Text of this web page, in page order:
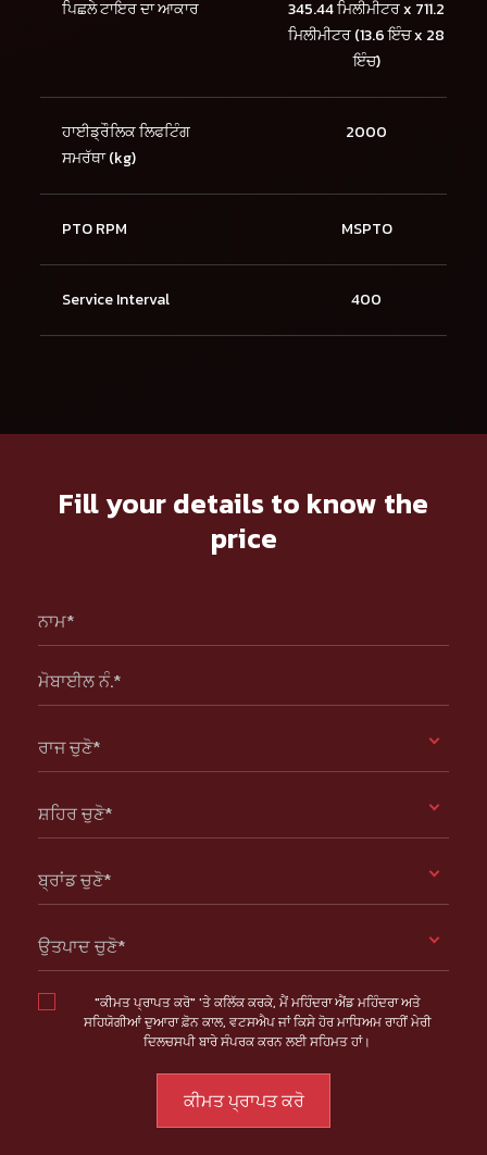
ਪਿਛਲੇ ਟਾਇਰ ਦਾ ਆਕਾਰ
345.44 ਮਿਲੀਮੀਟਰ x 711.2
ਮਿਲੀਮੀਟਰ (13.6 ਇੰਚ x 28
ਇੰਚ)
ਹਾਈਡ੍ਰੌਲਿਕ ਲਿਫਟਿੰਗ
ਸਮਰੱਥਾ (kg)
2000
PTO RPM MSPTO
Service Interval 400
Fill your details to know the
price
ਨਾਮ*
ਮੋਬਾਈਲ ਨੰ.*
ਰਾਜ ਚੁਣੋ*
ਸ਼ਹਿਰ ਚੁਣੋ*
ਬ੍ਰਾਂਡ ਚੁਣੋ*
ਉਤਪਾਦ ਚੁਣੋ*
"ਕੀਮਤ ਪ੍ਰਾਪਤ ਕਰੋ" 'ਤੇ ਕਲਿੱਕ ਕਰਕੇ, ਮੈਂ ਮਹਿੰਦਰਾ ਐਂਡ ਮਹਿੰਦਰਾ ਅਤੇ
ਸਹਿਯੋਗੀਆਂ ਦੁਆਰਾ ਫ਼ੋਨ ਕਾਲ, ਵਟਸਐਪ ਜਾਂ ਕਿਸੇ ਹੋਰ ਮਾਧਿਅਮ ਰਾਹੀਂ ਮੇਰੀ
ਦਿਲਚਸਪੀ ਬਾਰੇ ਸੰਪਰਕ ਕਰਨ ਲਈ ਸਹਿਮਤ ਹਾਂ।